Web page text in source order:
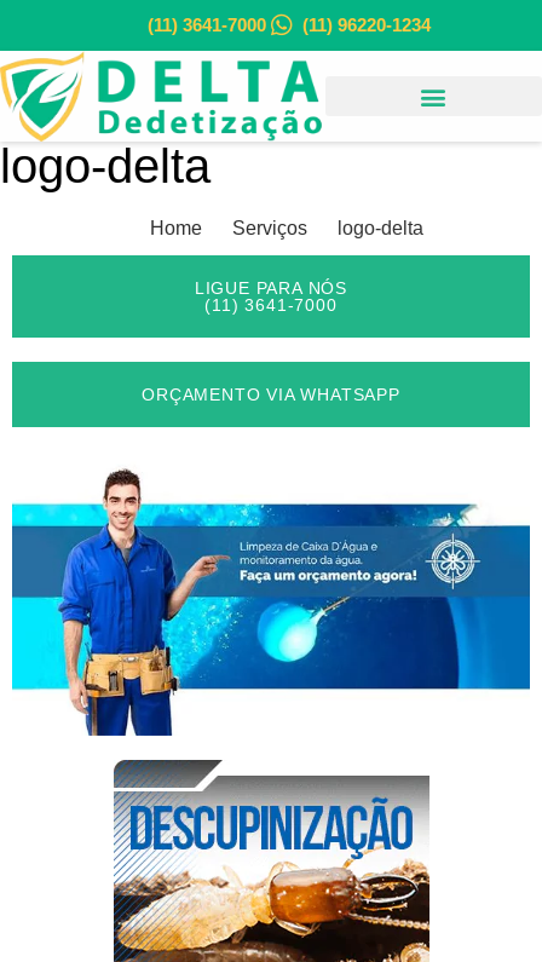
(11) 3641-7000 (11) 96220-1234
logo-delta
Home Serviços logo-delta
LIGUE PARA NÓS
(11) 3641-7000
ORÇAMENTO VIA WHATSAPP